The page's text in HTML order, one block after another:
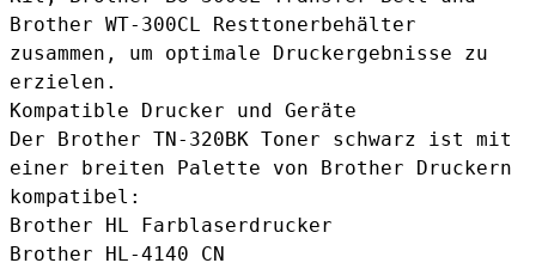
Brother WT-300CL Resttonerbehälter
zusammen, um optimale Druckergebnisse zu
erzielen.
Kompatible Drucker und Geräte
Der Brother TN-320BK Toner schwarz ist mit
einer breiten Palette von Brother Druckern
kompatibel:
Brother HL Farblaserdrucker
Brother HL-4140 CN